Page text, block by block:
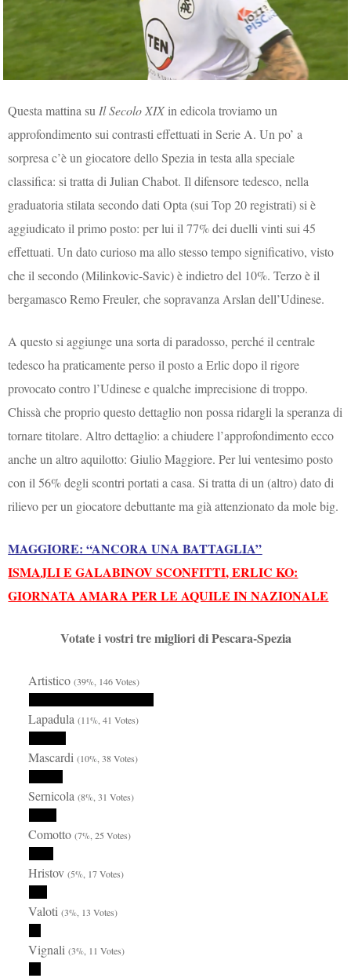
Questa mattina su Il Secolo XIXin edicola troviamo un
approfondimento sui contrasti effettuati in Serie A. Un po’ a
sorpresa c’è un giocatore dello Spezia in testa alla speciale
classifica: si tratta di Julian Chabot. Il difensore tedesco, nella
graduatoria stilata secondo dati Opta (sui Top 20 registrati) si è
aggiudicato il primo posto: per lui il 77% dei duelli vinti sui 45
effettuati. Un dato curioso ma allo stesso tempo significativo, visto
che il secondo (Milinkovic-Savic) è indietro del 10%. Terzo è il
bergamasco Remo Freuler, che sopravanza Arslan dell’Udinese.
A questo si aggiunge una sorta di paradosso, perché il centrale
tedesco ha praticamente perso il posto a Erlic dopo il rigore
provocato contro l’Udinese e qualche imprecisione di troppo.
Chissà che proprio questo dettaglio non possa ridargli la speranza di
tornare titolare. Altro dettaglio: a chiudere l’approfondimento ecco
anche un altro aquilotto: Giulio Maggiore. Per lui ventesimo posto
con il 56% degli scontri portati a casa. Si tratta di un (altro) dato di
rilievo per un giocatore debuttante ma già attenzionato da mole big.
MAGGIORE: “ANCORA UNA BATTAGLIA”
ISMAJLI E GALABINOV SCONFITTI, ERLIC KO:
GIORNATA AMARA PER LE AQUILE IN NAZIONALE
Votate i vostri tre migliori di Pescara-Spezia
Artistico(39%, 146 Votes)
Lapadula(11%, 41 Votes)
Mascardi(10%, 38 Votes)
Sernicola(8%, 31 Votes)
Comotto(7%, 25 Votes)
Hristov(5%, 17 Votes)
Valoti(3%, 13 Votes)
Vignali(3%, 11 Votes)